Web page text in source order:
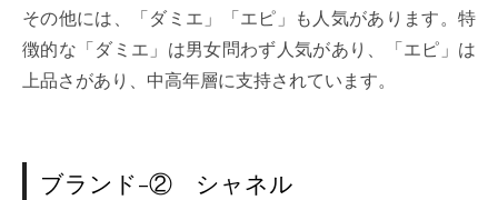
その他には、「ダミエ」「エピ」も人気があります。特
徴的な「ダミエ」は男女問わず人気があり、「エピ」は
上品さがあり、中高年層に支持されています。
ブランド-② シャネル